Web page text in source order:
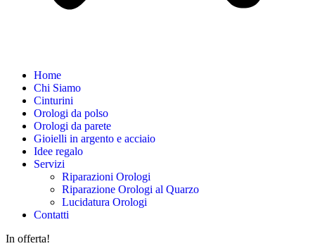
Home
Chi Siamo
Cinturini
Orologi da polso
Orologi da parete
Gioielli in argento e acciaio
Idee regalo
Servizi
Riparazioni Orologi
Riparazione Orologi al Quarzo
Lucidatura Orologi
Contatti
In offerta!